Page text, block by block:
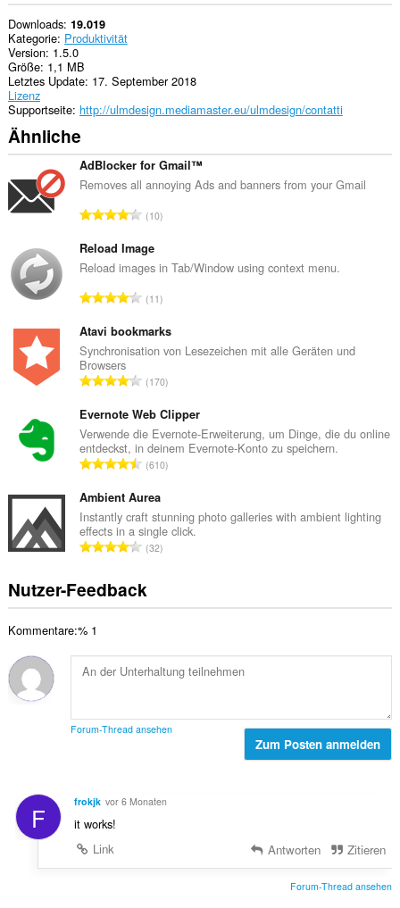
Downloads 19.019
Kategorie Produktivität
Version 1.5.0
Größe 1,1 MB
Letztes Update 17. September 2018
Lizenz
Supportseite http://ulmdesign.mediamaster.eu/ulmdesign/contatti
Ähnliche
AdBlocker for Gmail™
Removes all annoying Ads and banners from your Gmail
G
s
a
t
B
e
w
e
r
t
u
n
e
n
:
10
Reload Image
Reload images in Tab/Window using context menu.
G
s
a
t
B
e
w
e
r
t
u
n
e
n
11
Atavi bookmarks
Synchronisation von Lesezeichen mit alle Geräten und
Browsers
G
s
a
m
t
B
e
w
e
t
u
e
170
Evernote Web Clipper
Verwende die Evernote-Erweiterung, um Dinge, die du online
entdeckst, in deinem Evernote-Konto zu speichern.
G
s
a
m
t
B
e
r
t
g
610
Ambient Aurea
Instantly craft stunning photo galleries with ambient lighting
effects in a single click.
G
s
a
e
B
e
n
:
32
Nutzer-Feedback
Kommentare:% 1
Forum-Thread ansehen
Zum Posten anmelden
F frokjk vor 6 Monaten
it works!
Link
Antworten Zitieren
Forum-Thread ansehen